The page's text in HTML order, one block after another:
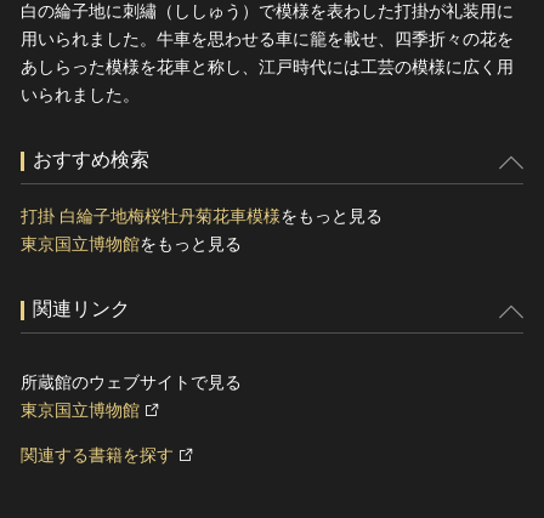
白の綸子地に刺繡（ししゅう）で模様を表わした打掛が礼装用に
用いられました。牛車を思わせる車に籠を載せ、四季折々の花を
あしらった模様を花車と称し、江戸時代には工芸の模様に広く用
いられました。
おすすめ検索
打掛 白綸子地梅桜牡丹菊花車模様をもっと見る
東京国立博物館をもっと見る
関連リンク
所蔵館のウェブサイトで見る
東京国立博物館
関連する書籍を探す